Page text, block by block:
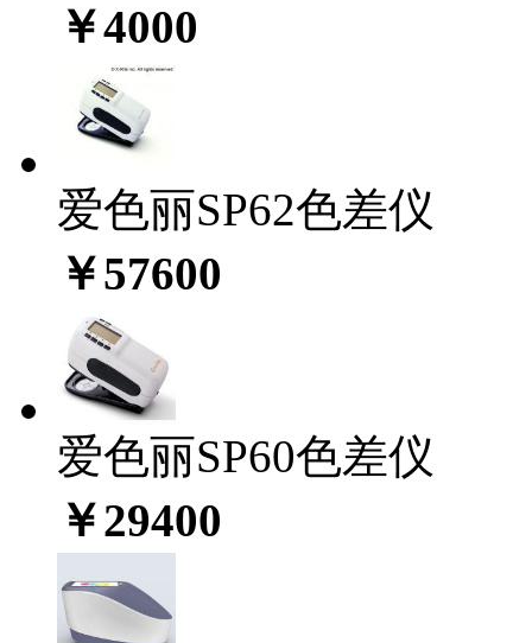
￥4000
爱色丽SP62色差仪
￥57600
爱色丽SP60色差仪
￥29400